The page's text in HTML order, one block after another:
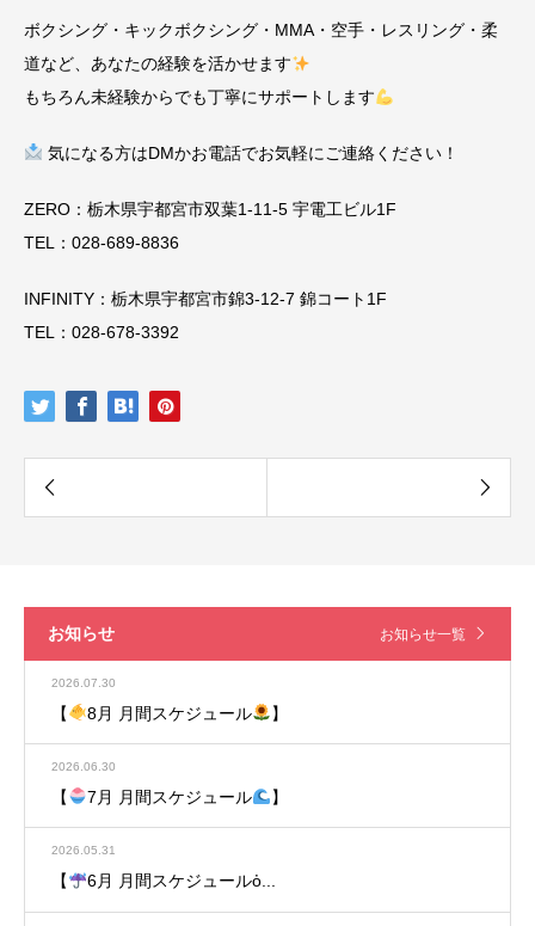
ボクシング・キックボクシング・MMA・空手・レスリング・柔
道など、あなたの経験を活かせます
もちろん未経験からでも丁寧にサポートします
気になる方はDMかお電話でお気軽にご連絡ください！
ZERO：栃木県宇都宮市双葉1-11-5 宇電工ビル1F
TEL：028-689-8836
INFINITY：栃木県宇都宮市錦3-12-7 錦コート1F
TEL：028-678-3392
お知らせ お知らせ一覧
2026.07.30
【 8月 月間スケジュール 】
2026.06.30
【 7月 月間スケジュール 】
2026.05.31
【 6月 月間スケジュールὀ...